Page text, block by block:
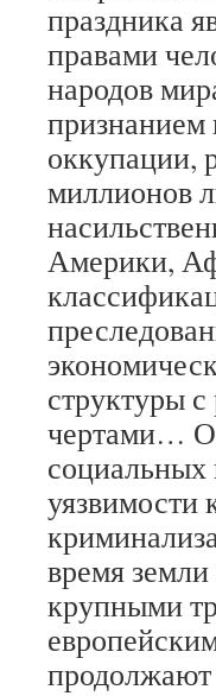
праздника
правами
народов
признанием
оккупации,
миллионов
Америки,
структуры
чертами…
социальных
время
крупными